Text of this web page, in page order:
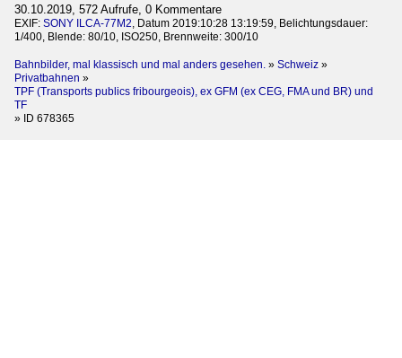
30.10.2019, 572 Aufrufe, 0 Kommentare
EXIF: SONY ILCA-77M2 , Datum 2019:10:28 13:19:59, Belichtungsdauer:
1/400, Blende: 80/10, ISO250, Brennweite: 300/10
Bahnbilder, mal klassisch und mal anders gesehen. » Schweiz »
Privatbahnen »
TPF (Transports publics fribourgeois), ex GFM (ex CEG, FMA und BR) und
TF
» ID 678365